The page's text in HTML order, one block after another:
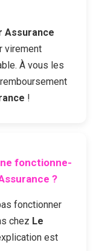
Assurance
virement
À vous les
!
fonctionne-
?
fonctionner
chez Le
est